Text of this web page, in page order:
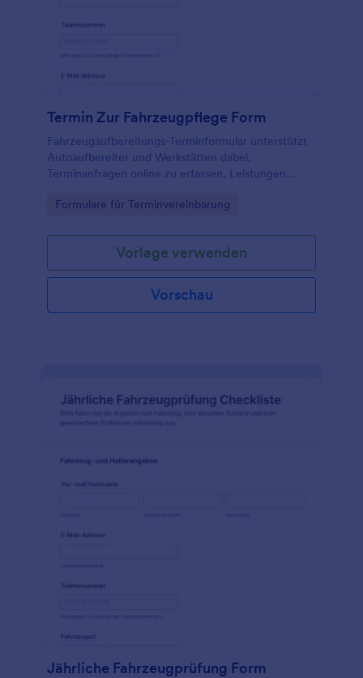
Termin Zur Fahrzeugpflege Form
Fahrzeugaufbereitungs-Terminformular unterstützt
Autoaufbereiter und Werkstätten dabei,
Terminanfragen online zu erfassen, Leistungen
Formularvorlagen zentral zu organisieren.
Go to Category:
Formulare für Terminvereinbarung
Vorlage verwenden
Vorschau
Jährliche Fahrzeugprüfung Form